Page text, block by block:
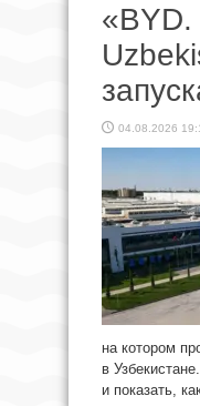
«BYD.
04.08.2026
на котором
в
и показать,